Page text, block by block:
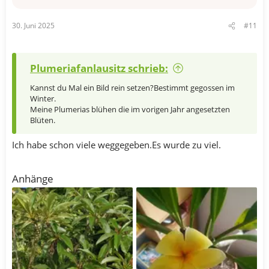
30. Juni 2025 #11
Plumeriafanlausitz schrieb:
Kannst du Mal ein Bild rein setzen?Bestimmt gegossen im
Winter.
Meine Plumerias blühen die im vorigen Jahr angesetzten
Blüten.
Ich habe schon viele weggegeben.Es wurde zu viel.
Anhänge